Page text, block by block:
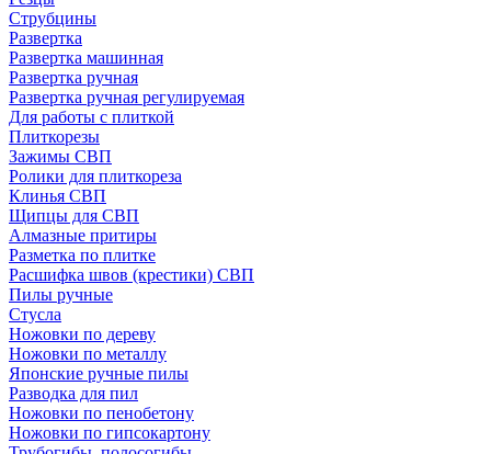
Струбцины
Развертка
Развертка машинная
Развертка ручная
Развертка ручная регулируемая
Для работы с плиткой
Плиткорезы
Зажимы СВП
Ролики для плиткореза
Клинья СВП
Щипцы для СВП
Алмазные притиры
Разметка по плитке
Расшифка швов (крестики) СВП
Пилы ручные
Стусла
Ножовки по дереву
Ножовки по металлу
Японские ручные пилы
Разводка для пил
Ножовки по пенобетону
Ножовки по гипсокартону